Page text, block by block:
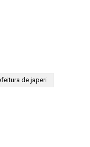
de japeri